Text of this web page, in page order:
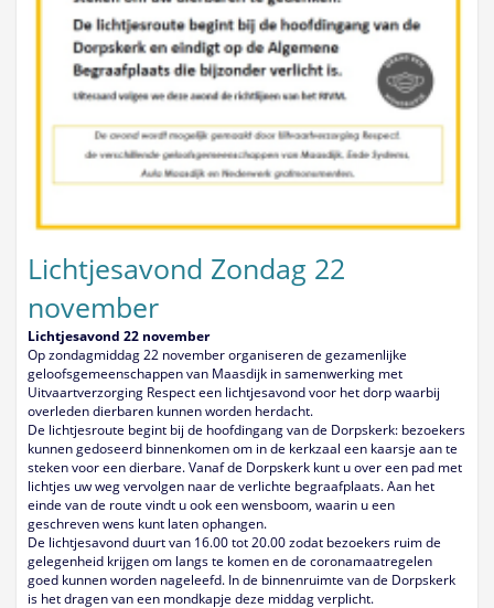
Lichtjesavond Zondag 22
november
Lichtjesavond 22 november
Op zondagmiddag 22 november organiseren de gezamenlijke
geloofsgemeenschappen van Maasdijk in samenwerking met
Uitvaartverzorging Respect een lichtjesavond voor het dorp waarbij
overleden dierbaren kunnen worden herdacht.
De lichtjesroute begint bij de hoofdingang van de Dorpskerk: bezoekers
kunnen gedoseerd binnenkomen om in de kerkzaal een kaarsje aan te
steken voor een dierbare. Vanaf de Dorpskerk kunt u over een pad met
lichtjes uw weg vervolgen naar de verlichte begraafplaats. Aan het
einde van de route vindt u ook een wensboom, waarin u een
geschreven wens kunt laten ophangen.
De lichtjesavond duurt van 16.00 tot 20.00 zodat bezoekers ruim de
gelegenheid krijgen om langs te komen en de coronamaatregelen
goed kunnen worden nageleefd. In de binnenruimte van de Dorpskerk
is het dragen van een mondkapje deze middag verplicht.